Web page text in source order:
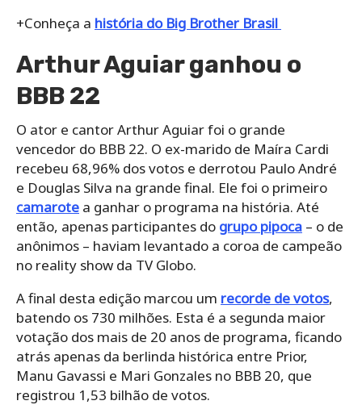
+Conheça a história do Big Brother Brasil
Arthur Aguiar ganhou o
BBB 22
O ator e cantor Arthur Aguiar foi o grande
vencedor do BBB 22. O ex-marido de Maíra Cardi
recebeu 68,96% dos votos e derrotou Paulo André
e Douglas Silva na grande final. Ele foi o primeiro
camarote a ganhar o programa na história. Até
então, apenas participantes do grupo pipoca – o de
anônimos – haviam levantado a coroa de campeão
no reality show da TV Globo.
A final desta edição marcou um recorde de votos,
batendo os 730 milhões. Esta é a segunda maior
votação dos mais de 20 anos de programa, ficando
atrás apenas da berlinda histórica entre Prior,
Manu Gavassi e Mari Gonzales no BBB 20, que
registrou 1,53 bilhão de votos.